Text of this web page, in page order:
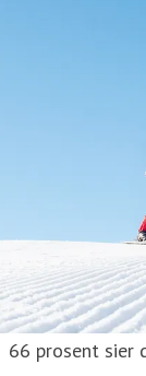
66 prosent sier